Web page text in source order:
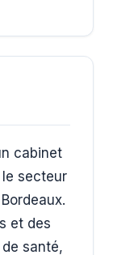
cabinet
secteur
et des
santé,